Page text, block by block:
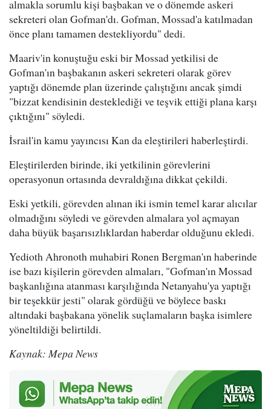
almakla sorumlu kişi başbakan ve o dönemde askeri
sekreteri olan Gofman'dı. Gofman, Mossad'a katılmadan
önce planı tamamen destekliyordu" dedi.
Maariv'in konuştuğu eski bir Mossad yetkilisi de
Gofman'ın başbakanın askeri sekreteri olarak görev
yaptığı dönemde plan üzerinde çalıştığını ancak şimdi
"bizzat kendisinin desteklediği ve teşvik ettiği plana karşı
çıktığını" söyledi.
İsrail'in kamu yayıncısı Kan da eleştirileri haberleştirdi.
Eleştirilerden birinde, iki yetkilinin görevlerini
operasyonun ortasında devraldığına dikkat çekildi.
Eski yetkili, görevden alınan iki ismin temel karar alıcılar
olmadığını söyledi ve görevden almalara yol açmayan
daha büyük başarısızlıklardan haberdar olduğunu ekledi.
Yedioth Ahronoth muhabiri Ronen Bergman'ın haberinde
ise bazı kişilerin görevden almaları, "Gofman'ın Mossad
başkanlığına atanması karşılığında Netanyahu'ya yaptığı
bir teşekkür jesti" olarak gördüğü ve böylece baskı
altındaki başbakana yönelik suçlamaların başka isimlere
yöneltildiği belirtildi.
Kaynak: Mepa News